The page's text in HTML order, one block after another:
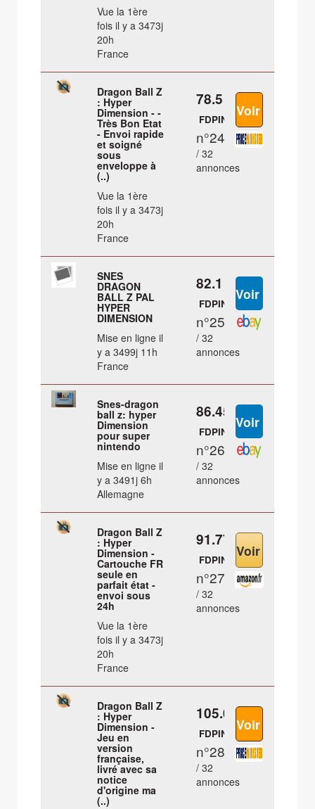
Vue la 1ère
fois il y a 3473j
20h
France
Dragon Ball Z
: Hyper
Dimension - -
Très Bon Etat
- Envoi rapide
et soigné
sous
enveloppe à
(..)
Vue la 1ère
fois il y a 3473j
20h
France
78.5 €
FDPIN
n°24
/ 32
annonces
SNES
DRAGON
BALL Z PAL
HYPER
DIMENSION
Mise en ligne il
y a 3499j 11h
France
82.1 €
FDPIN
n°25
/ 32
annonces
Snes-dragon
ball z: hyper
Dimension
pour super
nintendo
Mise en ligne il
y a 3491j 6h
Allemagne
86.45 €
FDPIN
n°26
/ 32
annonces
Dragon Ball Z
: Hyper
Dimension -
Cartouche FR
seule en
parfait état -
envoi sous
24h
Vue la 1ère
fois il y a 3473j
20h
France
91.77 €
FDPIN
n°27
/ 32
annonces
Dragon Ball Z
: Hyper
Dimension -
Jeu en
version
française,
livré avec sa
notice
d'origine ma
(..)
105.05 €
FDPIN
n°28
/ 32
annonces